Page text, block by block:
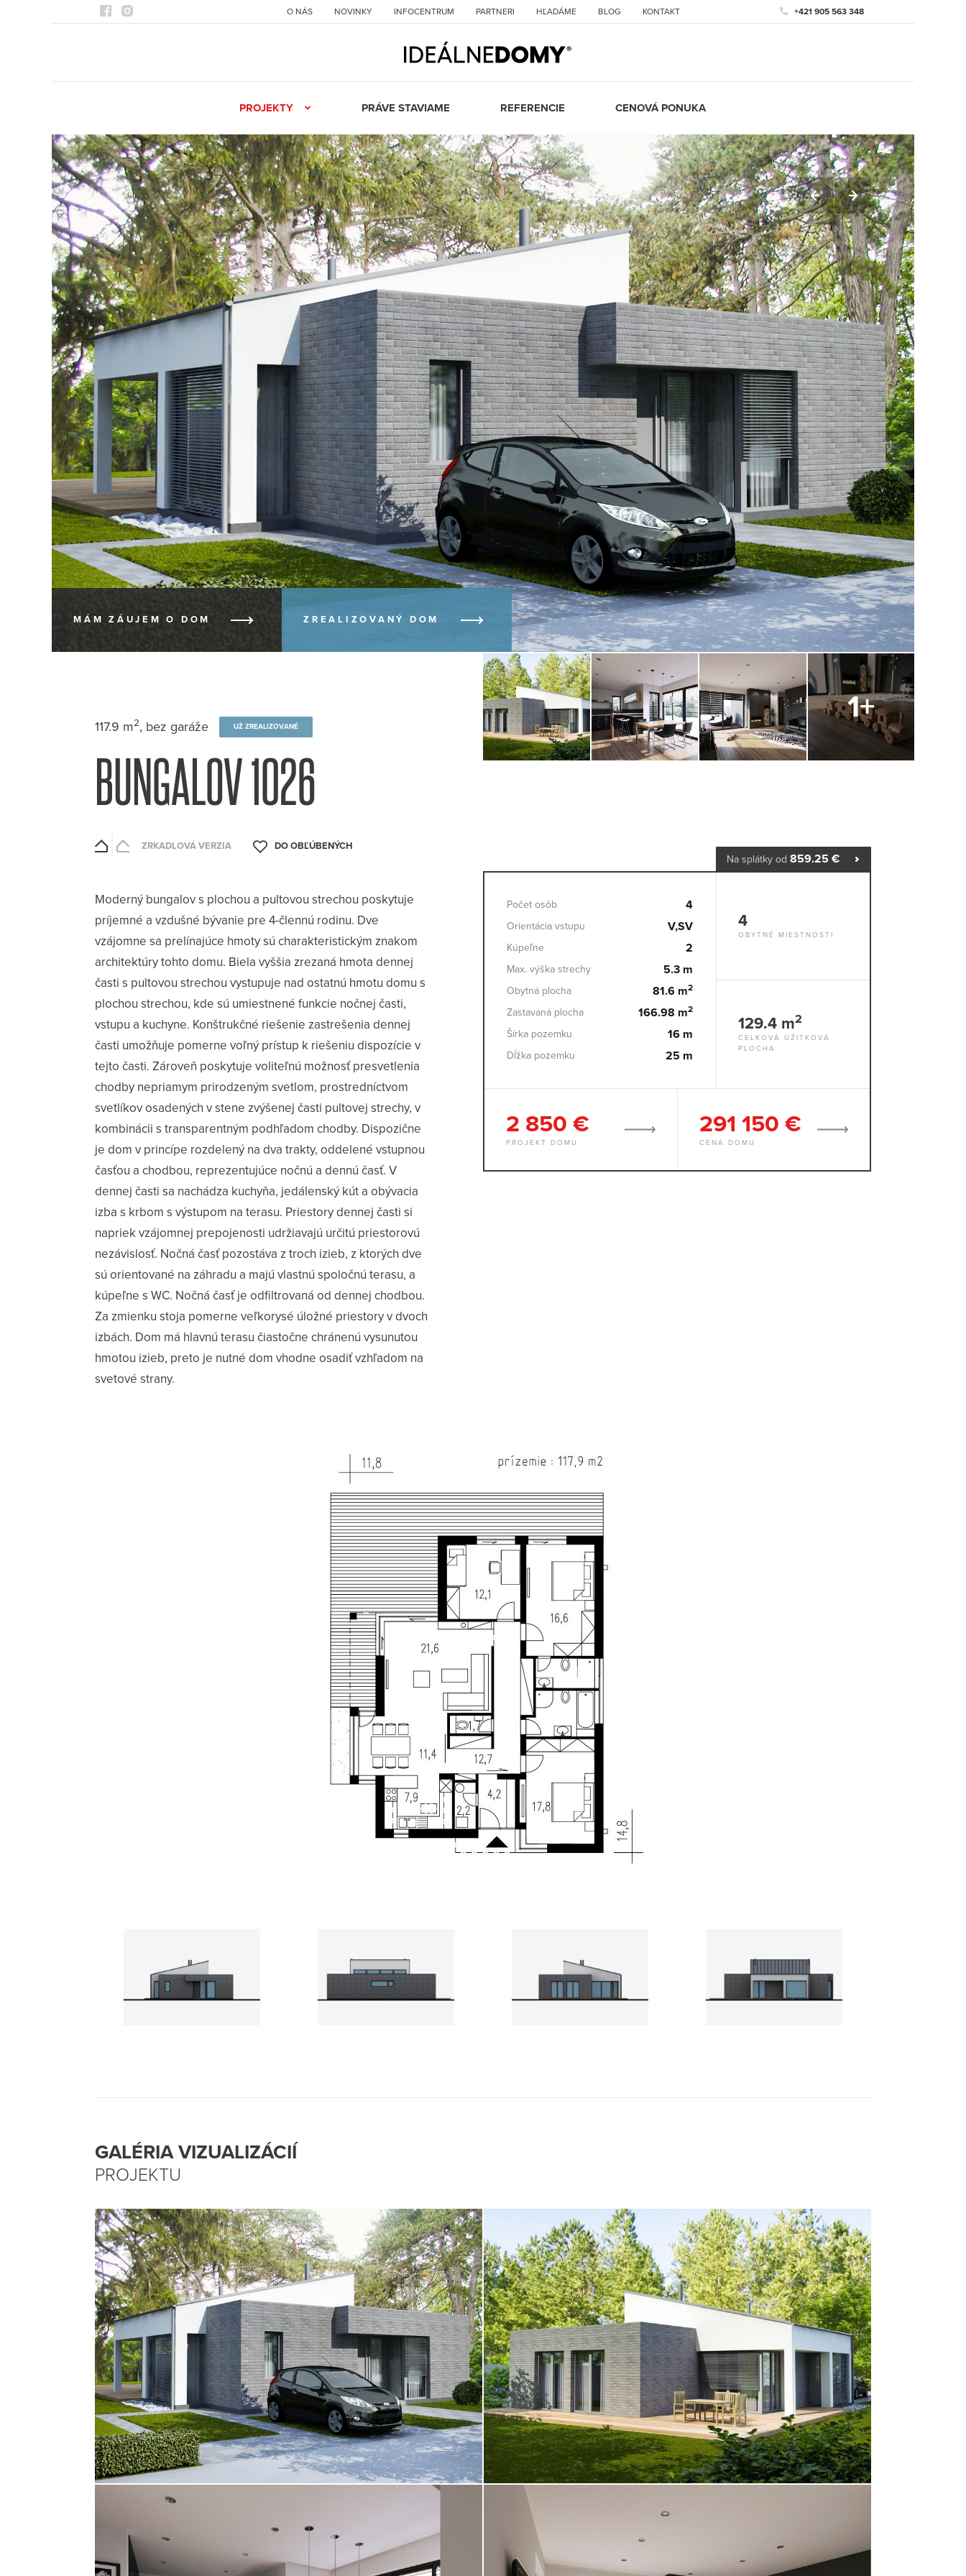
O NÁS NOVINKY INFOCENTRUM PARTNERI HĽADÁME BLOG KONTAKT +421 905 563 348
PROJEKTY PRÁVE STAVIAME REFERENCIE CENOVÁ PONUKA
MÁM ZÁUJEMO DOM ZREALIZOVANÝ DOM
117.9 m2, bez garáže UŽ ZREALIZOVANÉ
BUNGALOV 1026
ZRKADLOVÁ VERZIA
Moderný bungalov s plochou a pultovou strechou poskytuje
príjemné a vzdušné bývanie pre 4-člennú rodinu. Dve
vzájomne sa prelínajúce hmoty sú charakteristickým znakom
architektúry tohto domu. Biela vyššia zrezaná hmota dennej
časti s pultovou strechou vystupuje nad ostatnú hmotu domu s
plochou strechou, kde sú umiestnené funkcie nočnej časti,
vstupu a kuchyne. Konštrukčné riešenie zastrešenia dennej
časti umožňuje pomerne voľný prístup k riešeniu dispozície v
tejto časti. Zároveň poskytuje voliteľnú možnosť presvetlenia
chodby nepriamym prirodzeným svetlom, prostredníctvom
svetlíkov osadených v stene zvýšenej časti pultovej strechy, v
kombinácii s transparentným podhľadom chodby. Dispozične
je dom v princípe rozdelený na dva trakty, oddelené vstupnou
časťou a chodbou, reprezentujúce nočnú a dennú časť. V
dennej časti sa nachádza kuchyňa, jedálenský kút a obývacia
izba s krbom s výstupom na terasu. Priestory dennej časti si
napriek vzájomnej prepojenosti udržiavajú určitú priestorovú
nezávislosť. Nočná časť pozostáva z troch izieb, z ktorých dve
sú orientované na záhradu a majú vlastnú spoločnú terasu, a
kúpeľne s WC. Nočná časť je odfiltrovaná od dennej chodbou.
Za zmienku stoja pomerne veľkorysé úložné priestory v dvoch
izbách. Dom má hlavnú terasu čiastočne chránenú vysunutou
hmotou izieb, preto je nutné dom vhodne osadiť vzhľadom na
svetové strany.
Na splátky od 859.25 €
Počet osôb 4
Orientácia vstupu V,SV
Kúpeľne 2
Max. výška strechy 5.3 m
Obytná plocha 81.6 m2
Zastavaná plocha 166.98 m2
Šírka pozemku 16 m
Dĺžka pozemku 25 m
4
OBYTNÉ MIESTNOSTI
129.4 m2
CELKOVÁ ÚŽITKOVÁ
PLOCHA
2 850 €
PROJEKT DOMU
291 150 €
CENA DOMU
GALÉRIA VIZUALIZÁCIÍ
PROJEKTU